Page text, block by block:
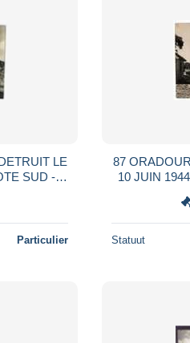
Particulier
87 ORADOUR SUR
10 JUIN 1944 - COUR DE LA FERME DE
Statuut